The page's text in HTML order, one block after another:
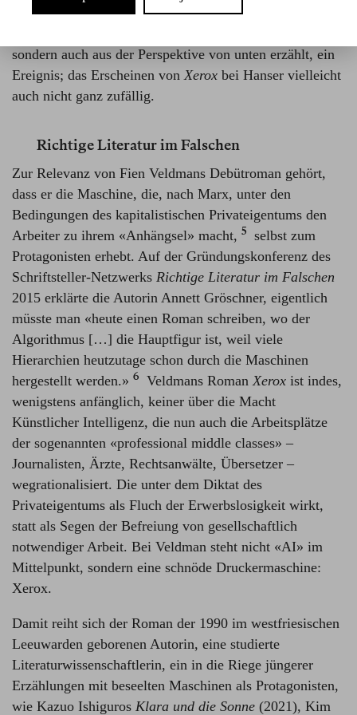
und (klein-)bürgerlicher Selbstbespiegelung ist ein
sondern auch aus der Perspektive von unten erzählt, ein
Ereignis; das Erscheinen vonXerox bei Hanser vielleicht
auch nicht ganz zufällig.
Richtige Literatur im Falschen
Zur Relevanz von Fien Veldmans Debütroman gehört,
dass er die Maschine, die, nach Marx, unter den
Bedingungen des kapitalistischen Privateigentums den
Arbeiter zu ihrem «Anhängsel» macht,⁠ 5
selbst zum
Protagonisten erhebt. Auf der Gründungskonferenz des
Schriftsteller-Netzwerks Richtige Literatur im Falschen
2015 erklärte die Autorin Annett Gröschner, eigentlich
müsste man «heute einen Roman schreiben, wo der
Algorithmus […] die Hauptfigur ist, weil viele
Hierarchien heutzutage schon durch die Maschinen
hergestellt werden.»⁠ 6 Veldmans RomanXerox ist indes,
wenigstens anfänglich, keiner über die Macht
Künstlicher Intelligenz, die nun auch die Arbeitsplätze
der sogenannten «professional middle classes» –
Journalisten, Ärzte, Rechtsanwälte, Übersetzer –
wegrationalisiert. Die unter dem Diktat des
Privateigentums als Fluch der Erwerbslosigkeit wirkt,
statt als Segen der Befreiung von gesellschaftlich
notwendiger Arbeit. Bei Veldman steht nicht «AI» im
Mittelpunkt, sondern eine schnöde Druckermaschine:
Xerox.
Damit reiht sich der Roman der 1990 im westfriesischen
Leeuwarden geborenen Autorin, eine studierte
Literaturwissenschaftlerin, ein in die Riege jüngerer
Erzählungen mit beseelten Maschinen als Protagonisten,
wie Kazuo Ishiguros Klara und die Sonne (2021), Kim